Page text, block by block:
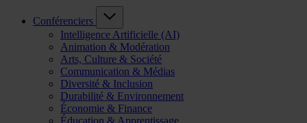
Conférenciers
Intelligence Artificielle (AI)
Animation & Modération
Arts, Culture & Société
Communication & Médias
Diversité & Inclusion
Durabilité & Environnement
Économie & Finance
Éducation & Apprentissage